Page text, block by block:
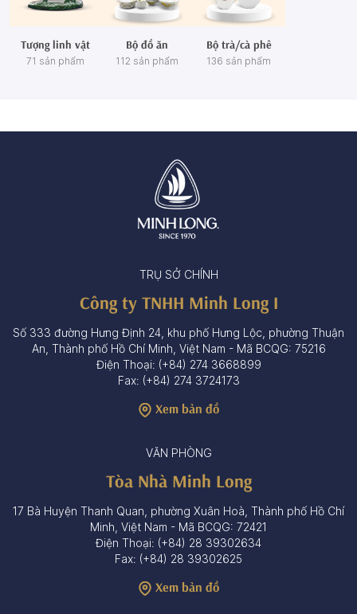
Tượng linh vật
71 sản phẩm
Bộ đồ ăn
112 sản phẩm
Bộ trà/cà phê
136 sản phẩm
TRỤ SỞ CHÍNH
Công ty TNHH Minh Long I
Số 333 đường Hưng Định 24, khu phố Hưng Lộc, phường Thuận
An, Thành phố Hồ Chí Minh, Việt Nam - Mã BCQG: 75216
Điện Thoại: (+84) 274 3668899
Fax: (+84) 274 3724173
Xem bản đồ
VĂN PHÒNG
Tòa Nhà Minh Long
17 Bà Huyện Thanh Quan, phường Xuân Hoà, Thành phố Hồ Chí
Minh, Việt Nam - Mã BCQG: 72421
Điện Thoại: (+84) 28 39302634
Fax: (+84) 28 39302625
Xem bản đồ